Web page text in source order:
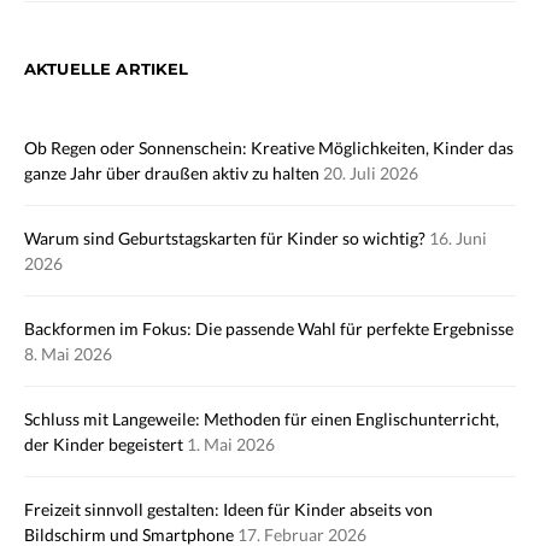
AKTUELLE ARTIKEL
Ob Regen oder Sonnenschein: Kreative Möglichkeiten, Kinder das
ganze Jahr über draußen aktiv zu halten 20. Juli 2026
Warum sind Geburtstagskarten für Kinder so wichtig? 16. Juni
2026
Backformen im Fokus: Die passende Wahl für perfekte Ergebnisse
8. Mai 2026
Schluss mit Langeweile: Methoden für einen Englischunterricht,
der Kinder begeistert 1. Mai 2026
Freizeit sinnvoll gestalten: Ideen für Kinder abseits von
Bildschirm und Smartphone 17. Februar 2026